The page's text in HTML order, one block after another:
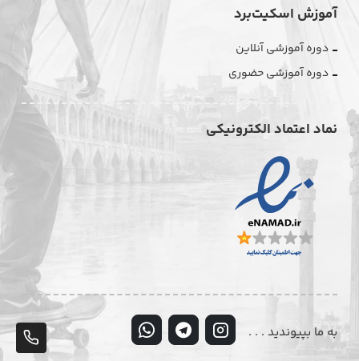
آموزش اسکیت‌برد
دوره آموزشی آنلاین
دوره آموزشی حضوری
نماد اعتماد الکترونیکی
به ما بپیوندید . . .